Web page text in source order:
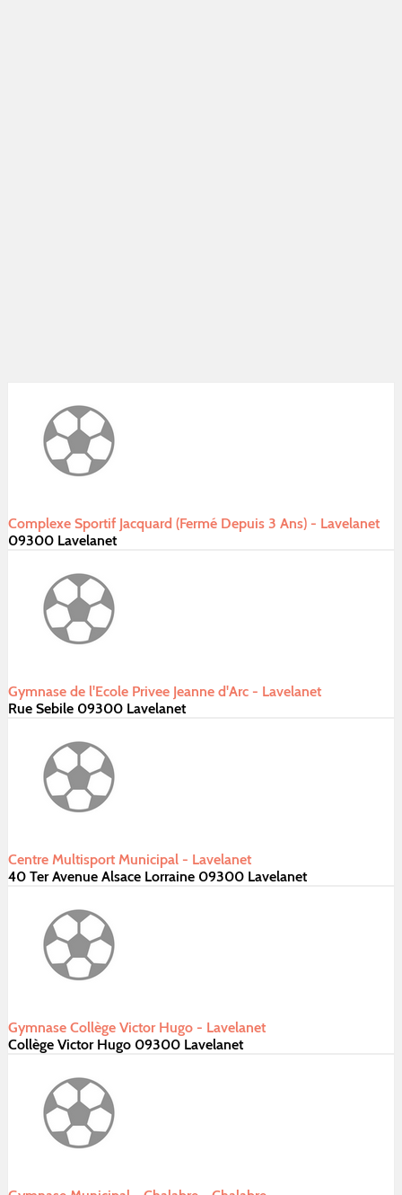
Complexe Sportif Jacquard (Fermé Depuis 3 Ans) - Lavelanet
09300 Lavelanet
Gymnase de l'Ecole Privee Jeanne d'Arc - Lavelanet
Rue Sebile 09300 Lavelanet
Centre Multisport Municipal - Lavelanet
40 Ter Avenue Alsace Lorraine 09300 Lavelanet
Gymnase Collège Victor Hugo - Lavelanet
Collège Victor Hugo 09300 Lavelanet